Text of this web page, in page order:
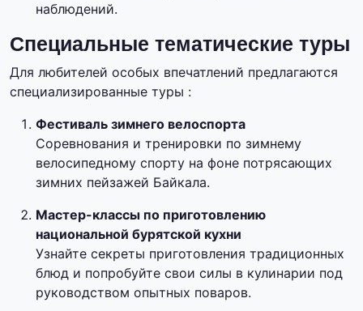
наблюдений.
Специальные тематические туры
Для любителей особых впечатлений предлагаются
специализированные туры :
Фестиваль зимнего велоспорта
Соревнования и тренировки по зимнему
велосипедному спорту на фоне потрясающих
зимних пейзажей Байкала.
Мастер-классы по приготовлению
национальной бурятской кухни
Узнайте секреты приготовления традиционных
блюд и попробуйте свои силы в кулинарии под
руководством опытных поваров.